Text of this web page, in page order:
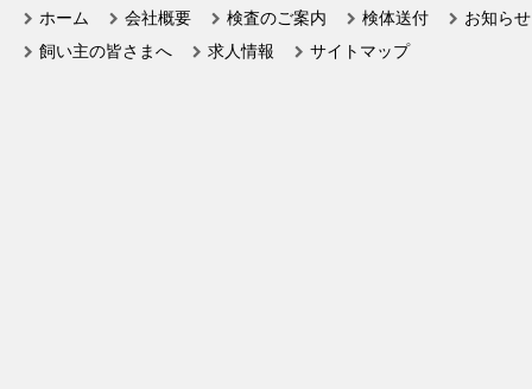
ホーム 会社概要 検査のご案内 検体送付
お知らせ
飼い主の皆さまへ
求人情報 サイトマップ